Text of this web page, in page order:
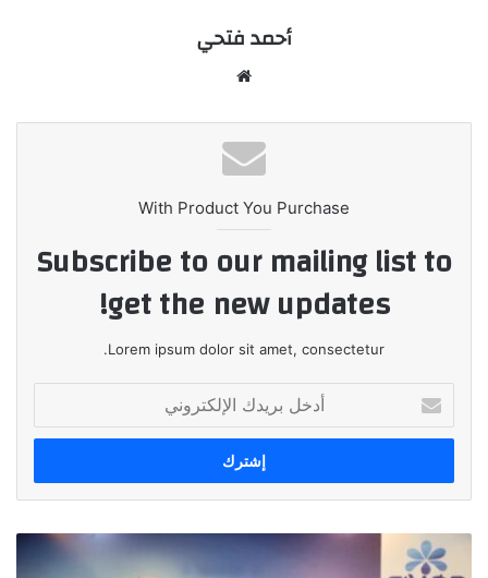
أحمد فتحي
With Product You Purchase
Subscribe to our mailing list to
get the new updates!
Lorem ipsum dolor sit amet, consectetur.
بريدك
الإلكتروني
جهينه